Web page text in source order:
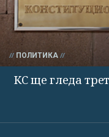
ПОЛИТИКА
КС ще гледа